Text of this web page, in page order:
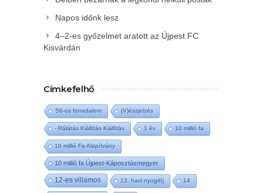
Napos időnk lesz
4–2-es győzelmet aratott az Újpest FC
Kisvárdán
Címkefelhő
'56-os forradalom (V)észjelzés
- Rálátás Kiállítás Kiállítás 1 év 10 millió fa
10 millió Fa Alapítvány
10 millió fa Újpest-Káposztásmegyer
12-es villamos 13. havi nyugdíj 14